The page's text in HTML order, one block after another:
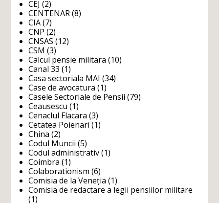
CEJ (2)
CENTENAR (8)
CIA (7)
CNP (2)
CNSAS (12)
CSM (3)
Calcul pensie militara (10)
Canal 33 (1)
Casa sectoriala MAI (34)
Case de avocatura (1)
Casele Sectoriale de Pensii (79)
Ceausescu (1)
Cenaclul Flacara (3)
Cetatea Poienari (1)
China (2)
Codul Muncii (5)
Codul administrativ (1)
Coimbra (1)
Colaborationism (6)
Comisia de la Veneția (1)
Comisia de redactare a legii pensiilor militare
(1)